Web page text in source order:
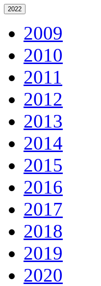
2022
2009
2010
2011
2012
2013
2014
2015
2016
2017
2018
2019
2020